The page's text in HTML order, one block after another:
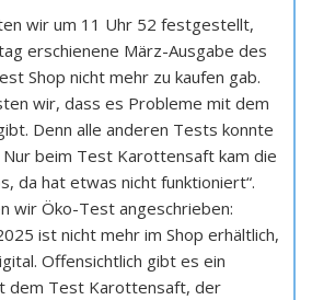
wir um 11 Uhr 52 festgestellt,
erschienene März-Ausgabe des
Shop nicht mehr zu kaufen gab.
wir, dass es Probleme mit dem
Denn alle anderen Tests konnte
Nur beim Test Karottensaft kam die
da hat etwas nicht funktioniert“.
wir Öko-Test angeschrieben:
ist nicht mehr im Shop erhältlich,
Offensichtlich gibt es ein
dem Test Karottensaft, der